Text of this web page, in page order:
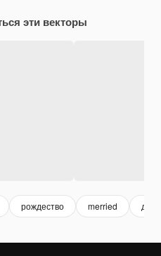
эти векторы
рождество merried